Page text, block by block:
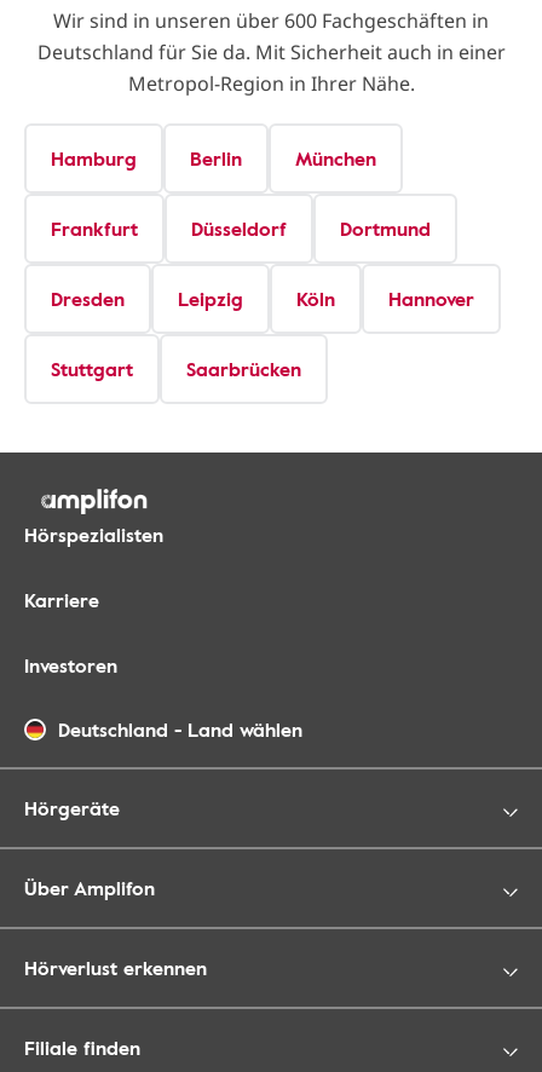
Wir sind in unseren über 600 Fachgeschäften in
Deutschland für Sie da. Mit Sicherheit auch in einer
Metropol-Region in Ihrer Nähe.
Hamburg Berlin München
Frankfurt Düsseldorf Dortmund
Dresden Leipzig Köln Hannover
Stuttgart Saarbrücken
Hörspezialisten
Karriere
Investoren
Deutschland - Land wählen
Hörgeräte
Über Amplifon
Hörverlust erkennen
Filiale finden